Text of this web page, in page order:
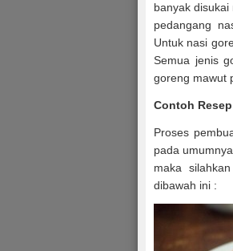
banyak
pedangang
Untuk nasi
Semua jenis
goreng mawut
Contoh Resep
Proses
pada
maka
dibawah ini :